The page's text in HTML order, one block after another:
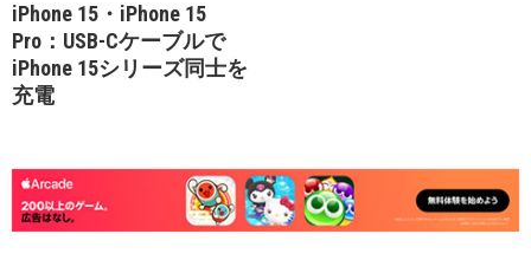
iPhone 15・iPhone 15
Pro：USB-Cケーブルで
iPhone 15シリーズ同士を
充電